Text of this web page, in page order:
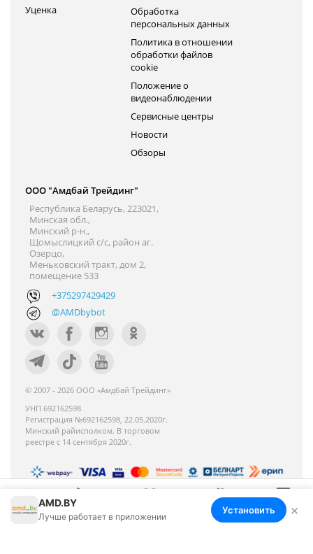
Меню Корзина Избранное Сравнение Войти
Уценка
Обработка
персональных данных
Политика в отношении
обработки файлов
cookie
Положение о
видеонаблюдении
Сервисные центры
Новости
Обзоры
ООО "Амдбай Трейдинг"
Республика Беларусь, 223021,
Минская обл.,
Минский р-н.,
Щомыслицкий с/с, район аг.
Озерцо,
Меньковский тракт, дом 2,
помещение 533
+375297429429
@AMDbybot
© 2007 - 2026 ООО «Амдбай Трейдинг»
УНП 692162598
Регистрация №692162598, 22.05.2020г.
Минский райисполком. В торговом
реестре с 14 сентября 2020г.
Номер телефона работников местных
исполнительных и распорядительных органов по
AMD.BY
Лучше работает в приложении
Установить ×